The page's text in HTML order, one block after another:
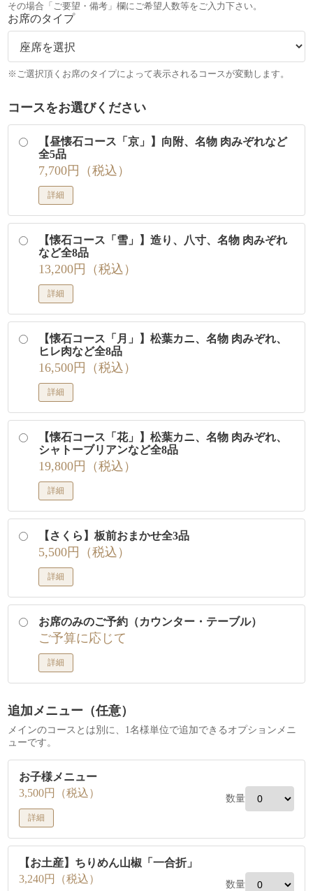
その場合「ご要望・備考」欄にご希望人数等をご入力下さい。
お席のタイプ
※ご選択頂くお席のタイプによって表示されるコースが変動します。
コースをお選びください
【昼懐石コース「京」】向附、名物 肉みぞれなど
全5品
7,700円（税込）
詳細
【懐石コース「雪」】造り、八寸、名物 肉みぞれ
など全8品
13,200円（税込）
詳細
【懐石コース「月」】松葉カニ、名物 肉みぞれ、
ヒレ肉など全8品
16,500円（税込）
詳細
【懐石コース「花」】松葉カニ、名物 肉みぞれ、
シャトーブリアンなど全8品
19,800円（税込）
詳細
【さくら】板前おまかせ全3品
5,500円（税込）
詳細
お席のみのご予約（カウンター・テーブル）
ご予算に応じて
詳細
追加メニュー（任意）
メインのコースとは別に、1名様単位で追加できるオプションメニ
ューです。
お子様メニュー
3,500円（税込）
詳細
数量
【お土産】ちりめん山椒「一合折」
3,240円（税込）
数量